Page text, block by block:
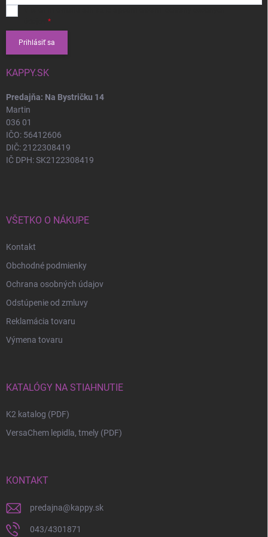
Prihlásiť sa
KAPPY.SK
Predajňa: Na Bystričku 14
Martin
036 01
IČO: 56412606
DIČ: 2122308419
IČ DPH: SK2122308419
VŠETKO O NÁKUPE
Kontakt
Obchodné podmienky
Ochrana osobných údajov
Odstúpenie od zmluvy
Reklamácia tovaru
Výmena tovaru
KATALÓGY NA STIAHNUTIE
K2 katalog (PDF)
VersaChem lepidla, tmely (PDF)
KONTAKT
predajna@kappy.sk
043/4301871